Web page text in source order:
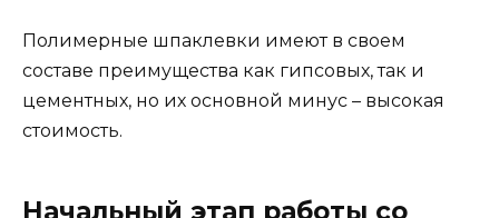
Полимерные шпаклевки имеют в своем
составе преимущества как гипсовых, так и
цементных, но их основной минус – высокая
стоимость.
Начальный этап работы со